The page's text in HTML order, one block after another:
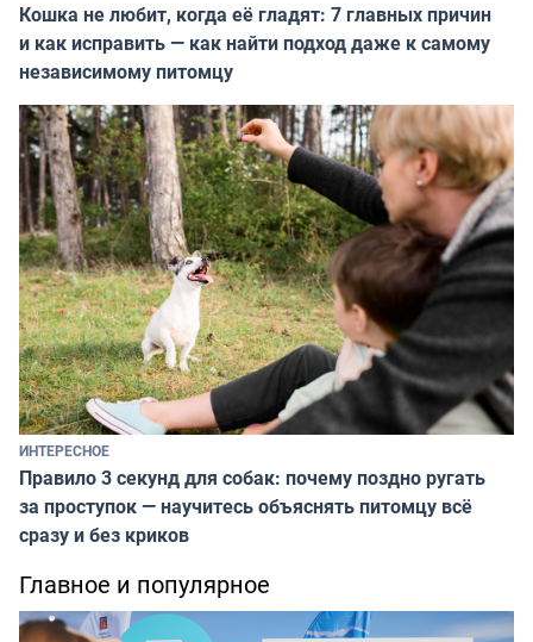
Кошка не любит, когда её гладят: 7 главных причин
и как исправить — как найти подход даже к самому
независимому питомцу
ИНТЕРЕСНОЕ
Правило 3 секунд для собак: почему поздно ругать
за проступок — научитесь объяснять питомцу всё
сразу и без криков
Главное и популярное